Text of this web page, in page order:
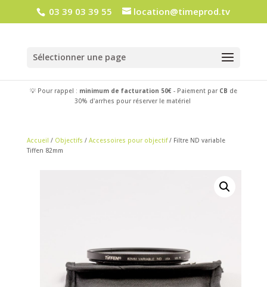
03 39 03 39 55 location@timeprod.tv
Sélectionner une page
💡 Pour rappel : minimum de facturation 50€ - Paiement par CB de
30% d'arrhes pour réserver le matériel
Accueil / Objectifs / Accessoires pour objectif/ Filtre ND variable
Tiffen 82mm